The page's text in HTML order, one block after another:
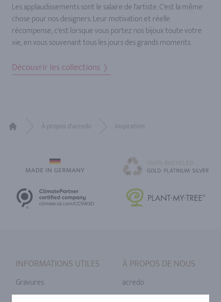
Les applaudissements sont le salaire de l'artiste. C'est la même
chose pour nos designers. Leur motivation et réelle
récompense, c'est lorsque vous portez nos bijoux toute votre
vie, en vous souvenant tous les jours des grands moments.
Découvrir les collections
À propos d'acredo Inspiration
INFORMATIONS UTILES
Gravures
À PROPOS DE NOUS
acredo